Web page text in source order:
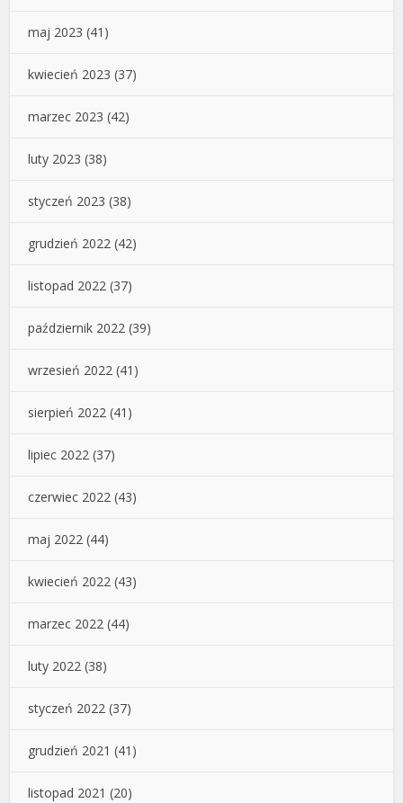
maj 2023 (41)
kwiecień 2023 (37)
marzec 2023 (42)
luty 2023 (38)
styczeń 2023 (38)
grudzień 2022 (42)
listopad 2022 (37)
październik 2022 (39)
wrzesień 2022 (41)
sierpień 2022 (41)
lipiec 2022 (37)
czerwiec 2022 (43)
maj 2022 (44)
kwiecień 2022 (43)
marzec 2022 (44)
luty 2022 (38)
styczeń 2022 (37)
grudzień 2021 (41)
listopad 2021 (20)